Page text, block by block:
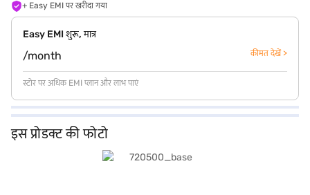
+ Easy EMI पर खरीदा गया
Easy EMI शुरू, मात्र
/month कीमत देखें >
स्टोर पर अधिक EMI प्लान और लाभ पाएं
इस प्रोडक्ट की फोटो